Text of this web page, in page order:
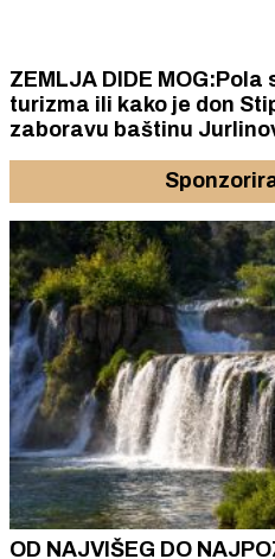
ZEMLJA DIDE
turizma ili kako je don Stipe Perkov oteo
zaboravu baštinu
OD NAJVIŠEG DO